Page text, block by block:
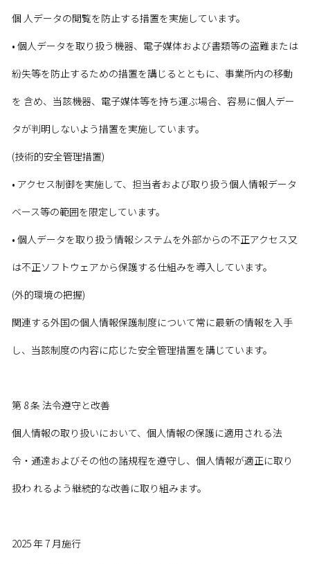
個 人データの閲覧を防止する措置を実施しています。
• 個人データを取り扱う機器、電子媒体および書類等の盗難または
紛失等を防止するための措置を講じるとともに、事業所内の移動
を 含め、当該機器、電子媒体等を持ち運ぶ場合、容易に個人デー
タが判明しないよう措置を実施しています。
(技術的安全管理措置)
• アクセス制御を実施して、担当者および取り扱う個人情報データ
ベース等の範囲を限定しています。
• 個人データを取り扱う情報システムを外部からの不正アクセス又
は不正ソフトウェアから保護する仕組みを導入しています。
(外的環境の把握)
関連する外国の個人情報保護制度について常に最新の情報を入手
し、当該制度の内容に応じた安全管理措置を講じています。
第 8 条 法令遵守と改善
個人情報の取り扱いにおいて、個人情報の保護に適用される法
令・通達およびその他の諸規程を遵守し、個人情報が適正に取り
扱わ れるよう継続的な改善に取り組みます。
2025 年 7 月施行